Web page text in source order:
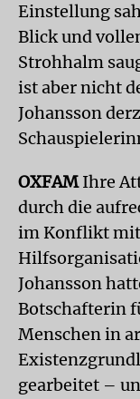
Einstellung
Blick und
Strohhalm
ist aber nicht
Johansson
OXFAMIhre
durch die
im Konflikt
Johansson
Botschafterin
Menschen in
gearbeitet –